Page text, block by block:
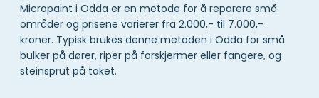
Micropaint i Odda er en metode for å reparere små
områder og prisene varierer fra 2.000,- til 7.000,-
kroner. Typisk brukes denne metoden i Odda for små
bulker på dører, riper på forskjermer eller fangere, og
steinsprut på taket.